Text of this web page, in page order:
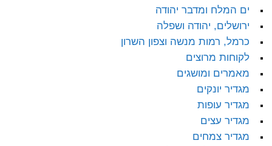
ים המלח ומדבר יהודה
ירושלים, יהודה ושפלה
כרמל, רמות מנשה וצפון השרון
לקוחות מרוצים
מאמרים ומושגים
מגדיר יונקים
מגדיר עופות
מגדיר עצים
מגדיר צמחים